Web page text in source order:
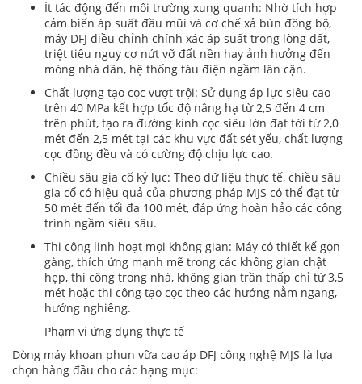
Ít tác động đến môi trường xung quanh: Nhờ tích hợp
cảm biến áp suất đầu mũi và cơ chế xả bùn đồng bộ,
máy DFJ điều chỉnh chính xác áp suất trong lòng đất,
triệt tiêu nguy cơ nứt vỡ đất nền hay ảnh hưởng đến
móng nhà dân, hệ thống tàu điện ngầm lân cận.
Chất lượng tạo cọc vượt trội: Sử dụng áp lực siêu cao
trên 40 MPa kết hợp tốc độ nâng hạ từ 2,5 đến 4 cm
trên phút, tạo ra đường kính cọc siêu lớn đạt tới từ 2,0
mét đến 2,5 mét tại các khu vực đất sét yếu, chất lượng
cọc đồng đều và có cường độ chịu lực cao.
Chiều sâu gia cố kỷ lục: Theo dữ liệu thực tế, chiều sâu
gia cố có hiệu quả của phương pháp MJS có thể đạt từ
50 mét đến tối đa 100 mét, đáp ứng hoàn hảo các công
trình ngầm siêu sâu.
Thi công linh hoạt mọi không gian: Máy có thiết kế gọn
gàng, thích ứng mạnh mẽ trong các không gian chật
hẹp, thi công trong nhà, không gian trần thấp chỉ từ 3,5
mét hoặc thi công tạo cọc theo các hướng nằm ngang,
hướng nghiêng.
Phạm vi ứng dụng thực tế
Dòng máy khoan phun vữa cao áp DFJ công nghệ MJS là lựa
chọn hàng đầu cho các hạng mục: